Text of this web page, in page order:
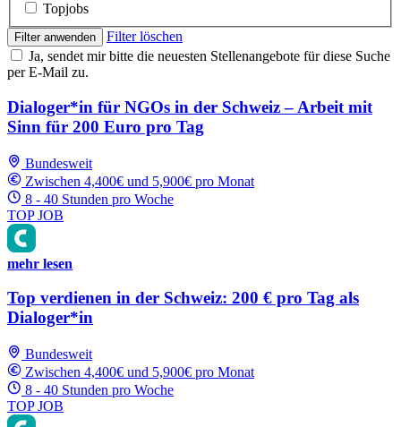
Topjobs
Filter anwenden
Filter löschen
Ja, sendet mir bitte die neuesten Stellenangebote für diese Suche
per E-Mail zu.
Dialoger*in für NGOs in der Schweiz – Arbeit mit
Sinn für 200 Euro pro Tag
Bundesweit
Zwischen 4,400€ und 5,900€ pro Monat
8 - 40 Stunden pro Woche
TOP JOB
mehr lesen
Top verdienen in der Schweiz: 200 € pro Tag als
Dialoger*in
Bundesweit
Zwischen 4,400€ und 5,900€ pro Monat
8 - 40 Stunden pro Woche
TOP JOB